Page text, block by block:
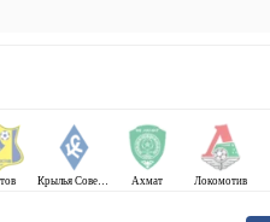
Крылья Советов Ахмат Локомотив